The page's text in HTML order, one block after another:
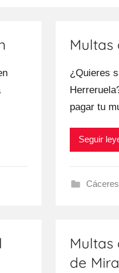
Multas
¿Quieres
pagar tu
Seguir
Cáceres
Multas
de